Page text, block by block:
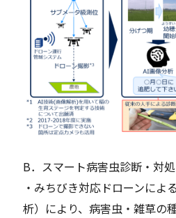
B．スマート病害虫診断・対処
・みちびき対応ドローンによ
析）により、病害虫・雑草の